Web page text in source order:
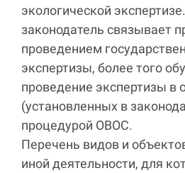
экологической
законодатель связывает
проведением
экспертизы, более того
проведение экспертизы в
(установленных в
процедурой ОВОС.
Перечень видов и
иной деятельности, для